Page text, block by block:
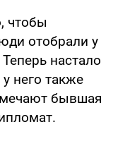
чтобы
отобрали у
настало
него также
бывшая